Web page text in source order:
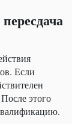
Если
этого